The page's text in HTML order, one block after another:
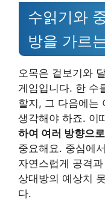
수읽기와
방을 가르
오목은 겉보기와
게임입니다. 한 수
할지, 그 다음에는
생각해야 하죠. 이
하여 여러 방향으
중요해요. 중심에
자연스럽게 공격
상대방의 예상치
다.